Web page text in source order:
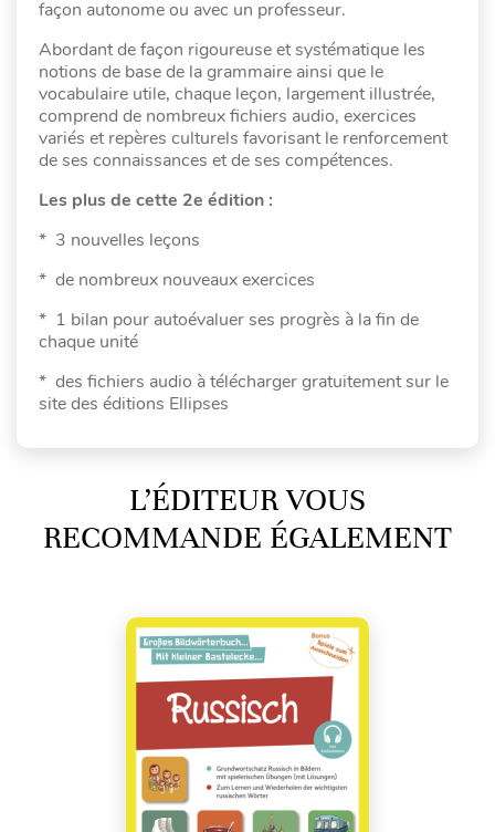
façon autonome ou avec un professeur.
Abordant de façon rigoureuse et systématique les
notions de base de la grammaire ainsi que le
vocabulaire utile, chaque leçon, largement illustrée,
comprend de nombreux fichiers audio, exercices
variés et repères culturels favorisant le renforcement
de ses connaissances et de ses compétences.
Les plus de cette 2e édition :
* 3 nouvelles leçons
* de nombreux nouveaux exercices
* 1 bilan pour autoévaluer ses progrès à la fin de
chaque unité
* des fichiers audio à télécharger gratuitement sur le
site des éditions Ellipses
L’ÉDITEUR VOUS
RECOMMANDE ÉGALEMENT